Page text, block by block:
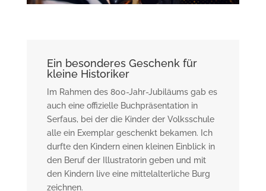
Ein besonderes Geschenk für
kleine Historiker
Im Rahmen des 800-Jahr-Jubiläums gab es
auch eine offizielle Buchpräsentation in
Serfaus, bei der die Kinder der Volksschule
alle ein Exemplar geschenkt bekamen. Ich
durfte den Kindern einen kleinen Einblick in
den Beruf der Illustratorin geben und mit
den Kindern live eine mittelalterliche Burg
zeichnen.